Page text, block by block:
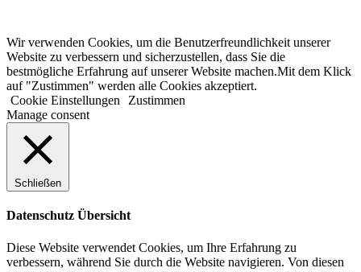
Wir verwenden Cookies, um die Benutzerfreundlichkeit unserer
Website zu verbessern und sicherzustellen, dass Sie die
bestmögliche Erfahrung auf unserer Website machen.Mit dem Klick
auf "Zustimmen" werden alle Cookies akzeptiert.
Cookie Einstellungen
Zustimmen
Manage consent
Schließen
Datenschutz Übersicht
Diese Website verwendet Cookies, um Ihre Erfahrung zu
verbessern, während Sie durch die Website navigieren. Von diesen